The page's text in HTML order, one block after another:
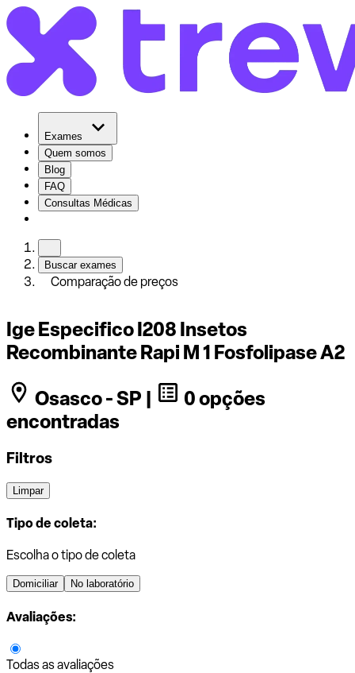
Exames
Quem somos
Blog
FAQ
Consultas Médicas
Buscar exames
Comparação de preços
Ige Especifico I208 Insetos
Recombinante Rapi M 1 Fosfolipase A2
Osasco - SP |
0 opções
encontradas
Filtros
Limpar
Tipo de coleta:
Escolha o tipo de coleta
Domiciliar No laboratório
Avaliações:
Todas as avaliações